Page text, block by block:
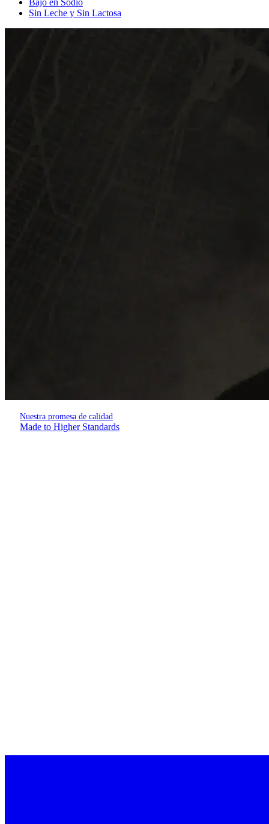
Sin Leche y Sin Lactosa
Nuestra promesa de calidad
Made to Higher Standards